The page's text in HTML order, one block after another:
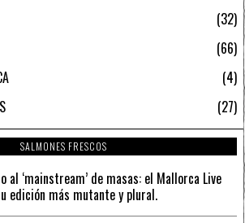
32
66
4
27
SALMONES FRESCOS
al ‘mainstream’ de masas: el Mallorca Live
edición más mutante y plural.